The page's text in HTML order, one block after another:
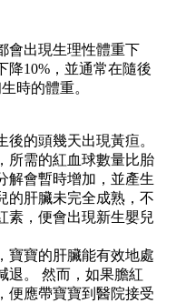
會出現生理性體重下
降10%，並通常在隨後
時的體重。
的頭幾天出現黃疸。
所需的紅血球數量比胎
解會暫時增加，並產生
的肝臟未完全成熟，不
素，便會出現新生嬰兒
寶寶的肝臟能有效地處
退。 然而，如果膽紅
便應帶寶寶到醫院接受